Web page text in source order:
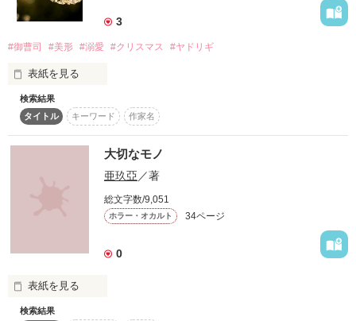
作品を読む
そんな俺が
今は家庭を持ち、幸せに暮らしている
こんな未来を掴めたのは
ありがとう
3
#御曹司 #美形 #溺愛 #クリスマス #ヤドリギ
表紙を見る
🔶🔷🔶🔷🔶🔷🔶🔷🔶🔷🔶🔷🔶🔷🔶🔷🔶🔷
「私の家はあの家なの。
大切なものがあるので帰ります」
それって俺と一緒にいるよりも大事なものなの？
○o。..。o○○o。..。o○○o。..。o○○o。..。o○
「覚悟はいいですか」番外編です
ファンになってくださった方、
検索結果
タイトル
キーワード 作家名
大切なモノ
亜玖亞 ／著
総文字数/9,051
ホラー・オカルト 34ページ
0
表紙を見る
私達は誰でも隠し事をしている。
検索結果